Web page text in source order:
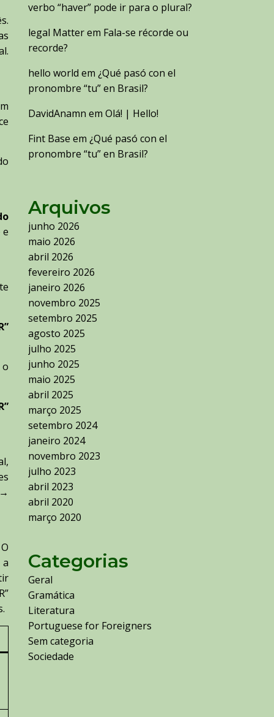
e
verbo “haver” pode ir para o plural?
legal Matterem Fala-se récorde ou
recorde?
hello world em ¿Qué pasó con el
pronombre “tu” en Brasil?
DavidAnamn em Olá! | Hello!
Fint Base em ¿Qué pasó con el
pronombre “tu” en Brasil?
Arquivos
junho 2026
maio 2026
abril 2026
fevereiro 2026
janeiro 2026
novembro 2025
setembro 2025
agosto 2025
julho 2025
junho 2025
maio 2025
abril 2025
março 2025
setembro 2024
janeiro 2024
novembro 2023
julho 2023
abril 2023
abril 2020
março 2020
Categorias
Geral
Gramática
Literatura
Portuguese for Foreigners
Sem categoria
Sociedade